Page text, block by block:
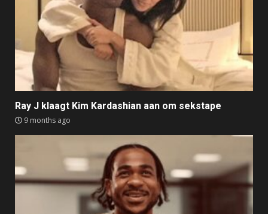
Ray J klaagt Kim Kardashian aan om sekstape
9 months ago